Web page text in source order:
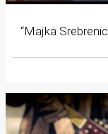
“Majka